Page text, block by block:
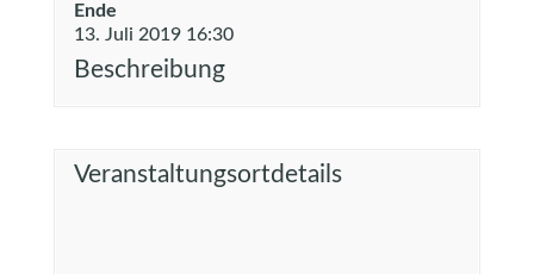
Ende
13. Juli 2019 16:30
Beschreibung
Veranstaltungsortdetails